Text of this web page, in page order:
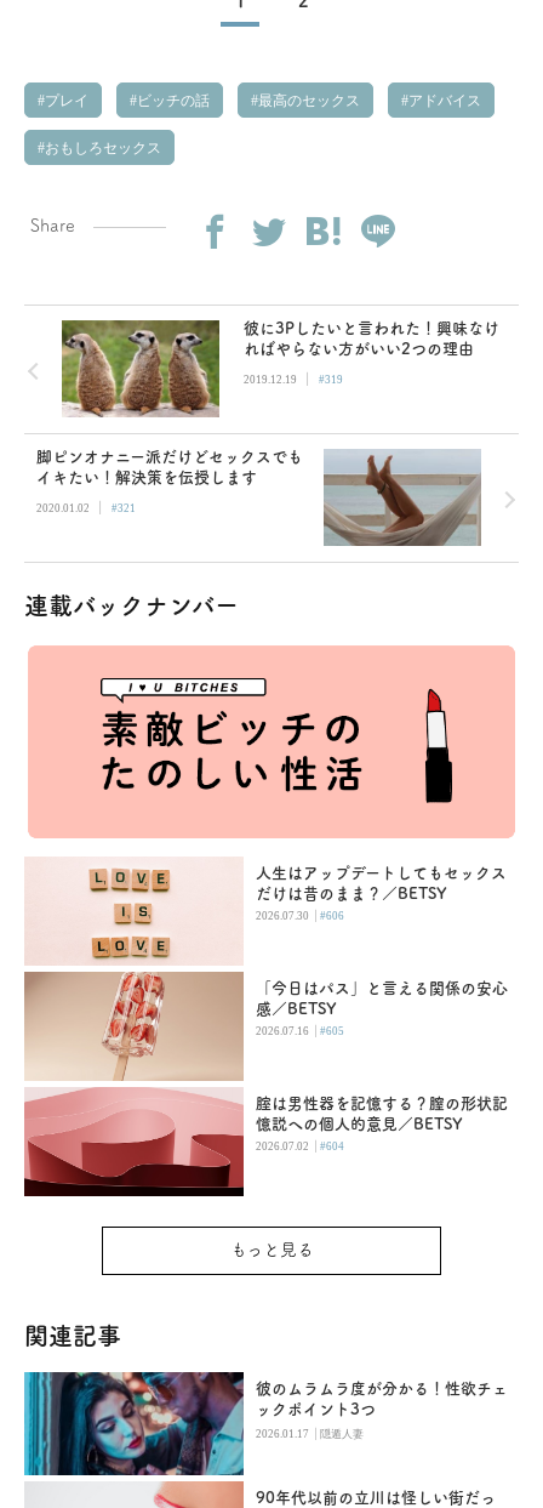
プレイ ビッチの話 最高のセックス アドバイス
おもしろセックス
Share
彼に3Pしたいと言われた！興味なけ
ればやらない方がいい2つの理由
2019.12.19 | #319
脚ピンオナニー派だけどセックスでも
イキたい！解決策を伝授します
2020.01.02 | #321
連載バックナンバー
人生はアップデートしてもセックス
だけは昔のまま？／BETSY
2026.07.30 |#606
「今日はパス」と言える関係の安心
感／BETSY
2026.07.16 |#605
腟は男性器を記憶する？膣の形状記
憶説への個人的意見／BETSY
2026.07.02 |#604
もっと見る
関連記事
彼のムラムラ度が分かる！性欲チェ
ックポイント3つ
2026.01.17 |隠遁人妻
90年代以前の立川は怪しい街だっ